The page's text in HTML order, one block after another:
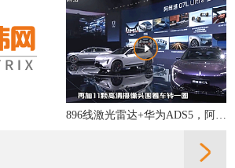
896线激光雷达+华为ADS5，阿维塔07L的智驾什么水平？